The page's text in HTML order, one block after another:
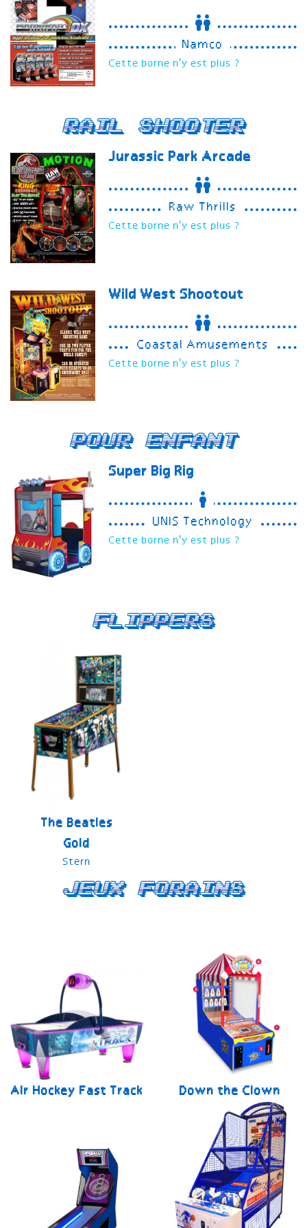
Namco
Cette borne n'y est plus ?
Rail Shooter
Jurassic Park Arcade
Raw Thrills
Cette borne n'y est plus ?
Wild West Shootout
Coastal Amusements
Cette borne n'y est plus ?
Pour enfant
Super Big Rig
UNIS Technology
Cette borne n'y est plus ?
Flippers
The Beatles
Gold
Stern
Jeux forains
Air Hockey Fast Track Down the Clown